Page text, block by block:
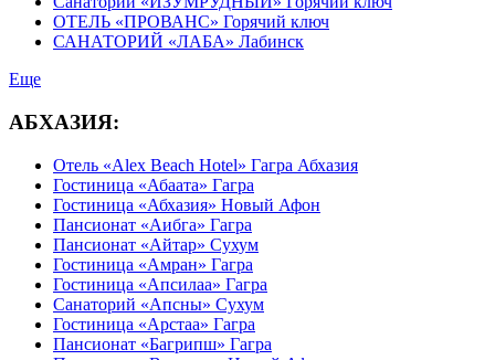
ОТЕЛЬ «ПРОВАНС» Горячий ключ
САНАТОРИЙ «ЛАБА» Лабинск
Еще
АБХАЗИЯ:
Отель «Alex Beach Hotel» Гагра Абхазия
Гостиница «Абаата» Гагра
Гостиница «Абхазия» Новый Афон
Пансионат «Аибга» Гагра
Пансионат «Айтар» Сухум
Гостиница «Амран» Гагра
Гостиница «Апсилаа» Гагра
Санаторий «Апсны» Сухум
Гостиница «Арстаа» Гагра
Пансионат «Багрипш» Гагра